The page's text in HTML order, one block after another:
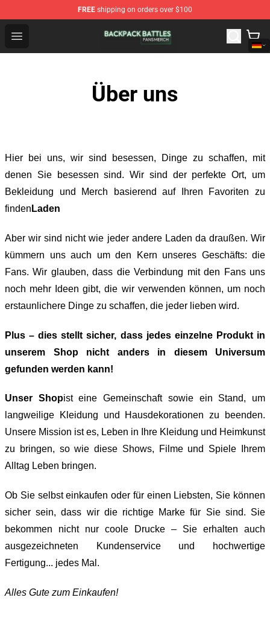
FREE shipping on orders over $100
Open menu
Backpack Battles Shop - Official Backpack Battles
Über uns
Hier bei uns, wir sind besessen, Dinge zu schaffen, mit
denen Sie besessen sind. Wir sind der perfekte Ort, um
Bekleidung und Merch basierend auf Ihren Favoriten zu
finden Laden
Aber wir sind nicht wie jeder andere Laden da draußen. Wir
kümmern uns auch um den Kern unseres Geschäfts: die
Fans. Wir glauben, dass die Verbindung mit den Fans uns
noch mehr Ideen gibt, die wir verwenden können, um noch
erstaunlichere Dinge zu schaffen, die jeder lieben wird.
Plus – dies stellt sicher, dass jedes einzelne Produkt in
unserem Shop nicht anders in diesem Universum
gefunden werden kann!
Unser Shopist eine Gemeinschaft sowie ein Stand, um
langweilige Kleidung und Hausdekorationen zu beenden.
Unsere Mission ist es, Leben in Ihre Kleidung und Heimkunst
zu bringen, so wie diese Shows, Filme und Spiele Ihrem
Alltag Leben bringen.
Ob Sie selbst einkaufen oder für einen Liebsten, Sie können
sicher sein, dass wir die richtige Marke für Sie sind. Sie
bekommen nicht nur coole Drucke – Sie erhalten auch
ausgezeichneten Kundenservice und hochwertige
Fertigung... jedes Mal.
Alles Gute zum Einkaufen!